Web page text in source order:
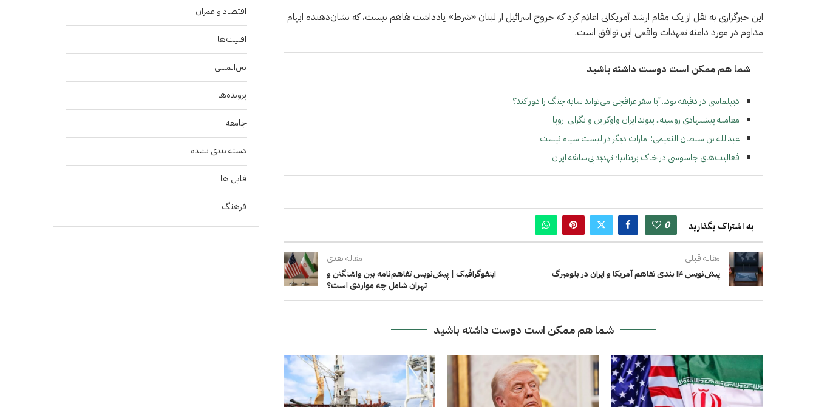
این خبرگزاری به نقل از یک مقام ارشد آمریکایی اعلام کرد که خروج اسرائیل از لبنان «شرط» یادداشت تفاهم نیست، که نشان‌دهنده ابهام
مداوم در مورد دامنه تعهدات واقعی این توافق است.
شما هم ممکن است دوست داشته باشید
دیپلماسی در دقیقه نود.. آیا سفر عراقچی می‌تواند سایه جنگ را دور کند؟
معامله پیشنهادی روسیه.. پیوند ایران واوکراین و نگرانی اروپا
عبدالله بن سلطان النعیمی: امارات دیگر در لیست سیاه نیست
فعالیت‌های جاسوسی در خاک بریتانیا؛ تهدید بی‌سابقه ايران
به اشتراک بگذارید 0
مقاله قبلی
پیش‌نویس ۱۴ بندی تفاهم آمریکا و ایران در بلومبرگ
مقاله بعدی
اینفوگرافیک | پیش‌نویس تفاهم‌نامه بین واشنگتن و
تهران شامل چه مواردی است؟
شما هم ممکن است دوست داشته باشید
اقتصاد و عمران
اقلیت‌ها
بین‌المللی
پرونده‌ها
جامعه
دسته بندی نشده
فايل ها
فرهنگ